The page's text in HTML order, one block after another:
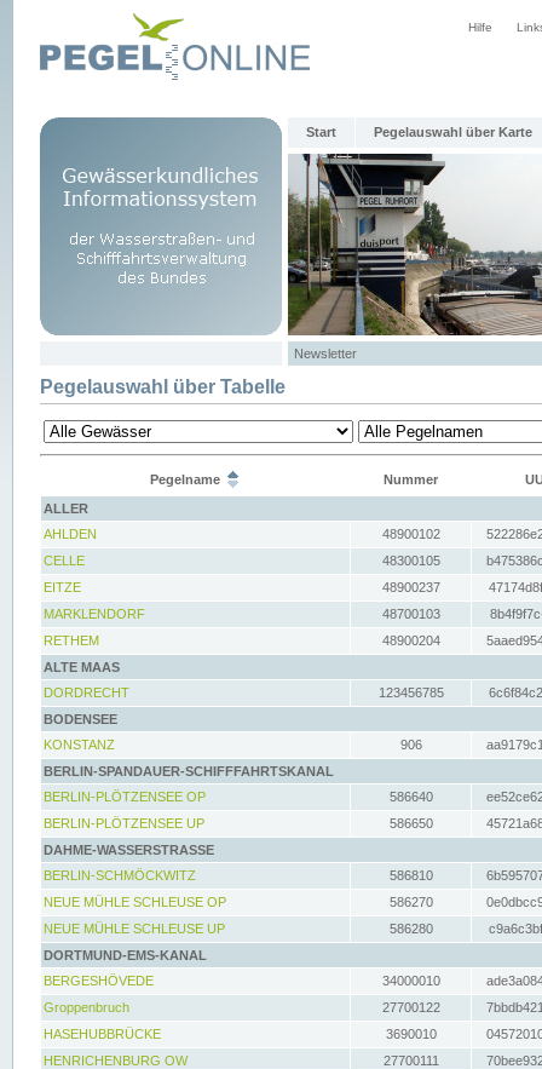
Hilfe
Start Pegelauswahl über Karte
Newsletter
Pegelauswahl über Tabelle
Pegelname Nummer
ALLER
AHLDEN
48900102
CELLE
48300105
EITZE
48900237
MARKLENDORF
48700103
RETHEM
48900204
ALTE MAAS
DORDRECHT
123456785
BODENSEE
KONSTANZ
906
BERLIN-SPANDAUER-SCHIFFFAHRTSKANAL
BERLIN-PLÖTZENSEE OP
586640
BERLIN-PLÖTZENSEE UP
586650
DAHME-WASSERSTRASSE
BERLIN-SCHMÖCKWITZ
586810
NEUE MÜHLE SCHLEUSE OP
586270
NEUE MÜHLE SCHLEUSE UP
586280
DORTMUND-EMS-KANAL
BERGESHÖVEDE
34000010
Groppenbruch
27700122
HASEHUBBRÜCKE
3690010
HENRICHENBURG OW
27700111